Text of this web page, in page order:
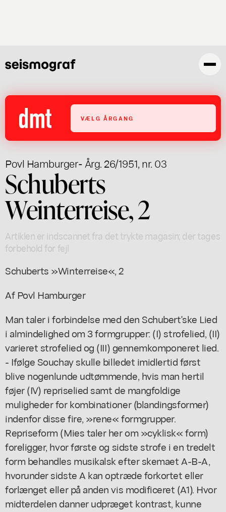
VÆLG ÅRGANG
Povl Hamburger- Årg. 26/1951, nr. 03
Schuberts
Weinterreise, 2
Artiklen er indscannet fra det trykte magasin; der tages
forbehold for fejl
Schuberts »Winterreise«, 2
Af Povl Hamburger
Man taler i forbindelse med den Schubert'ske Lied
i almindelighed om 3 formgrupper: (I) strofelied, (II)
varieret strofelied og (III) gennemkomponeret lied.
- Ifølge Souchay skulle billedet imidlertid først
blive nogenlunde udtømmende, hvis man hertil
føjer (IV) repriselied samt de mangfoldige
muligheder for kombinationer (blandingsformer)
indenfor disse fire, »rene« formgrupper.
Repriseform (Mies taler her om »cyklisk« form)
foreligger, hvor første og sidste strofe i en tredelt
form behandles musikalsk efter skemaet A-B-A,
hvorunder sidste A kan optræde forkortet eller
forlænget eller på anden vis modificeret (A1). Hvor
midterdelen danner udpræget kontrast, kunne